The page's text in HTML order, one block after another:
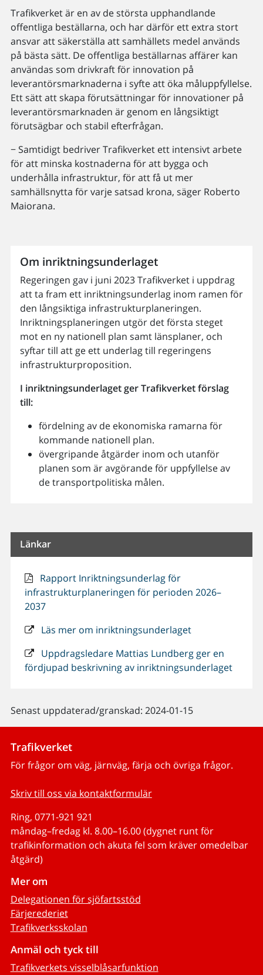
Trafikverket är en av de största upphandlande
offentliga beställarna, och har därför ett extra stort
ansvar att säkerställa att samhällets medel används
på bästa sätt. De offentliga beställarnas affärer kan
användas som drivkraft för innovation på
leverantörsmarknaderna i syfte att öka måluppfyllelse.
Ett sätt att skapa förutsättningar för innovationer på
leverantörsmarknaden är genom en långsiktigt
förutsägbar och stabil efterfrågan.
− Samtidigt bedriver Trafikverket ett intensivt arbete
för att minska kostnaderna för att bygga och
underhålla infrastruktur, för att få ut mer
samhällsnytta för varje satsad krona, säger Roberto
Maiorana.
Om inriktningsunderlaget
Regeringen gav i juni 2023 Trafikverket i uppdrag
att ta fram ett inriktningsunderlag inom ramen för
den långsiktiga infrastrukturplaneringen.
Inriktningsplaneringen utgör det första steget
mot en ny nationell plan samt länsplaner, och
syftar till att ge ett underlag till regeringens
infrastrukturproposition.
I inriktningsunderlaget ger Trafikverket förslag
till:
fördelning av de ekonomiska ramarna för
kommande nationell plan.
övergripande åtgärder inom och utanför
planen som är avgörande för uppfyllelse av
de transportpolitiska målen.
Länkar
Rapport Inriktningsunderlag för
infrastrukturplaneringen för perioden 2026–
2037
Läs mer om inriktningsunderlaget
Uppdragsledare Mattias Lundberg ger en
fördjupad beskrivning av inriktningsunderlaget
Senast uppdaterad/granskad: 2024-01-15
Trafikverket
För frågor om väg, järnväg, färja och övriga frågor.
Skriv till oss via kontaktformulär
Ring, 0771-921 921
måndag–fredag kl. 8.00–16.00 (dygnet runt för
trafikinformation och akuta fel som kräver omedelbar
åtgärd)
Mer om
Delegationen för sjöfartsstöd
Färjerederiet
Trafikverksskolan
Anmäl och tyck till
Trafikverkets visselblåsarfunktion